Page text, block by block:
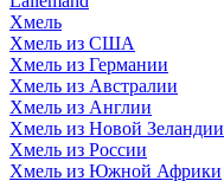
Хмель
Хмель из США
Хмель из Германии
Хмель из Австралии
Хмель из Англии
Хмель из Новой Зеландии
Хмель из России
Хмель из Южной Африки